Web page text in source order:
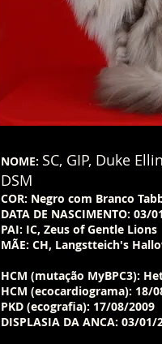
NOME: SC, GIP, Duke
DSM
COR: Negro com Branco
DATA DE NASCIMENTO: 03/
PAI: IC, Zeus of Gentle Lions
MÃE: CH, Langstteich's
HCM (mutação MyBPC3):
HCM (ecocardiograma): 18/
PKD (ecografia): 17/08/2009
DISPLASIA DA ANCA: 03/